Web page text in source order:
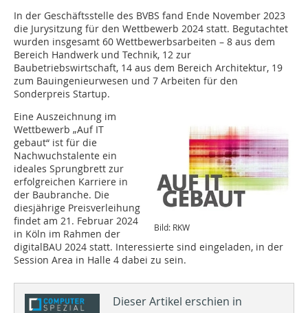
In der Geschäftsstelle des BVBS fand Ende November 2023
die Jurysitzung für den Wettbewerb 2024 statt. Begutachtet
wurden insgesamt 60 Wettbewerbsarbeiten – 8 aus dem
Bereich Handwerk und Technik, 12 zur
Baubetriebswirtschaft, 14 aus dem Bereich Architektur, 19
zum Bauingenieurwesen und 7 Arbeiten für den
Sonderpreis Startup.
Bild: RKW
Eine Auszeichnung im
Wettbewerb „Auf IT
gebaut“ ist für die
Nachwuchstalente ein
ideales Sprungbrett zur
erfolgreichen Karriere in
der Baubranche. Die
diesjährige Preisverleihung
findet am 21. Februar 2024
in Köln im Rahmen der
digitalBAU 2024 statt. Interessierte sind eingeladen, in der
Session Area in Halle 4 dabei zu sein.
Dieser Artikel erschien in